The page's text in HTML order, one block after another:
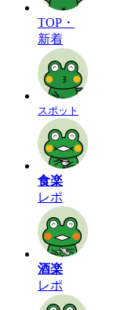
TOP・
新着
スポット
食楽
レポ
酒楽
レポ